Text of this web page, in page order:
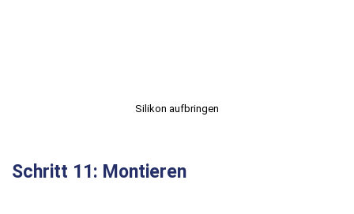
Silikon aufbringen
Schritt 11: Montieren